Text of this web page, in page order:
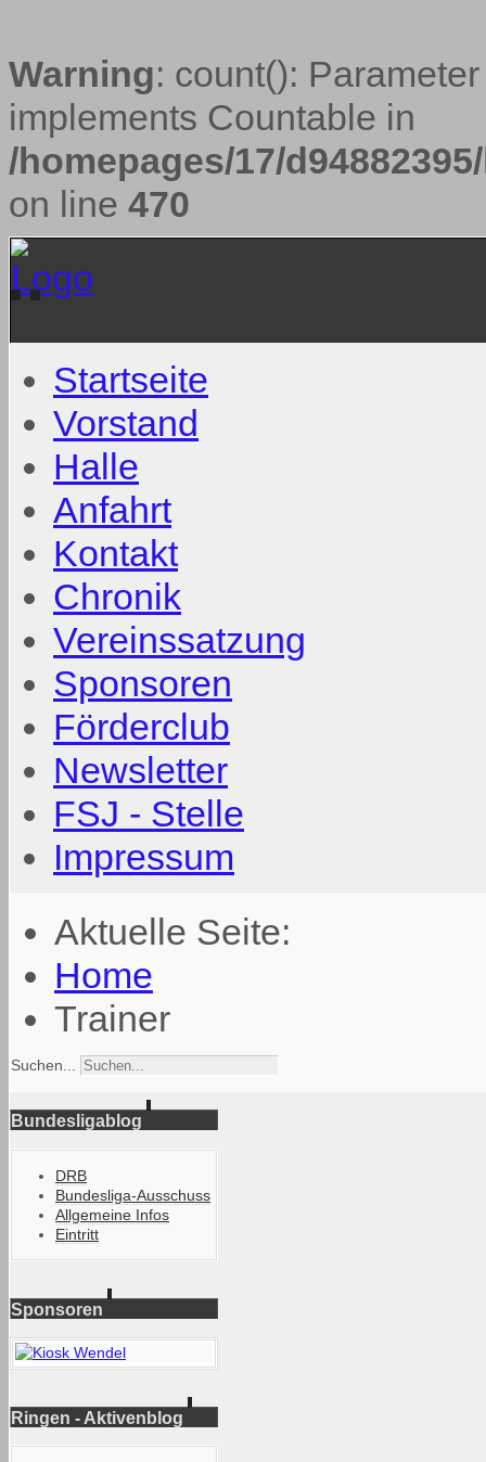
Warning: count():
implements Countable in
/homepages/17/
on line 470
Startseite
Vorstand
Halle
Anfahrt
Kontakt
Chronik
Vereinssatzung
Sponsoren
Förderclub
Newsletter
FSJ - Stelle
Impressum
Aktuelle Seite:
Home
Trainer
Suchen...
Bundesligablog
DRB
Bundesliga-Ausschuss
Allgemeine Infos
Eintritt
Sponsoren
Ringen - Aktivenblog